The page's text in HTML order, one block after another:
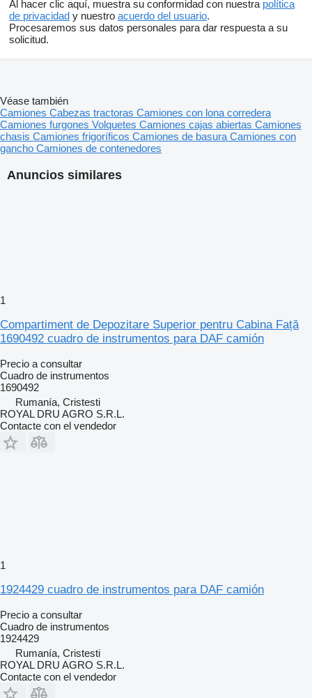
Al hacer clic aquí, muestra su conformidad con nuestra política
de privacidad y nuestro acuerdo del usuario.
Procesaremos sus datos personales para dar respuesta a su
solicitud.
Anuncios similares
1
Compartiment de Depozitare Superior pentru Cabina Față
1690492 cuadro de instrumentos para DAF camión
Precio a consultar
Cuadro de instrumentos
1690492
Rumanía, Cristesti
ROYAL DRU AGRO S.R.L.
Contacte con el vendedor
1
1924429 cuadro de instrumentos para DAF camión
Precio a consultar
Cuadro de instrumentos
1924429
Rumanía, Cristesti
ROYAL DRU AGRO S.R.L.
Contacte con el vendedor
Véase también
Camiones Cabezas tractoras Camiones con lona corredera
Camiones furgones Volquetes Camiones cajas abiertas Camiones
chasis Camiones frigoríficos Camiones de basura Camiones con
gancho Camiones de contenedores